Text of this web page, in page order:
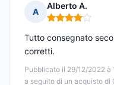
A
Alberto A.
Nota: 4 su 5
Pubblicato il 29/12/2022 à
a seguito di un acquisto di
Tutto consegnato
corretti.